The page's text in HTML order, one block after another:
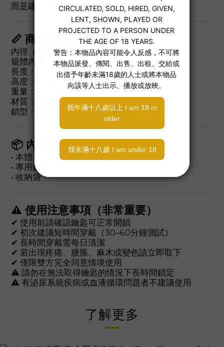
而是建立「自願的控制」。
📏 商品規格（壹）
內徑（基環）：約 40mm
籠體內徑：約 35.4mm
長度：約 60mm
高度：約 62mm
重量：約 147g
材質：Stainless Steel
鎖型：一體式南京鎖
📦 內容物
• 本體
• 專用鑰匙
• 收納袋
⚠ 使用注意事項（非常重要）
✔ 使用前請確認鑰匙可正常開鎖
✔ 初次建議短時間穿戴（30–60分鐘測試）
✔ 長時間穿戴需每日清潔
✔ 若出現疼痛、腫脹、麻木或變色請立即取下
✔ 僅限雙方完全同意情境使用
⚠ 請勿在無法取得鑰匙的情況下長時間鎖定
⚠ 有泌尿系統疾病或血液循環問題者不建議使用
了解更多